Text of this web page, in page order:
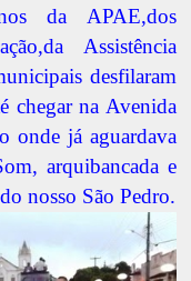
da APAE,dos
Assistência
desfilaram
chegar na Avenida
onde já aguardava
arquibancada e
nosso São Pedro.